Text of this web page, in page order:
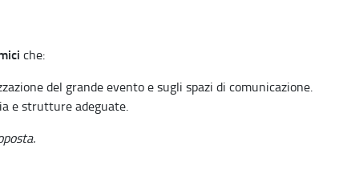
che:
del grande evento e sugli spazi di comunicazione.
e strutture adeguate.